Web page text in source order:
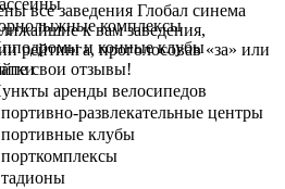
комплексы
и конные клубы
аренды велосипедов
развлекательные центры
клубы
все заведения Глобал синема
к вам заведения,
рейтинга, проголосовав «за» или
свои отзывы!